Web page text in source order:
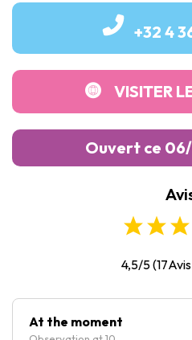
+32 4
VISITER
Ouvert ce
17:00
17:00
Vendredi :10:00
4,5/5(17
At the moment